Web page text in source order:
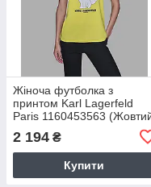
Жіноча футболка з
принтом Karl Lagerfeld
Paris 1160453563
2 194 ₴
Купити